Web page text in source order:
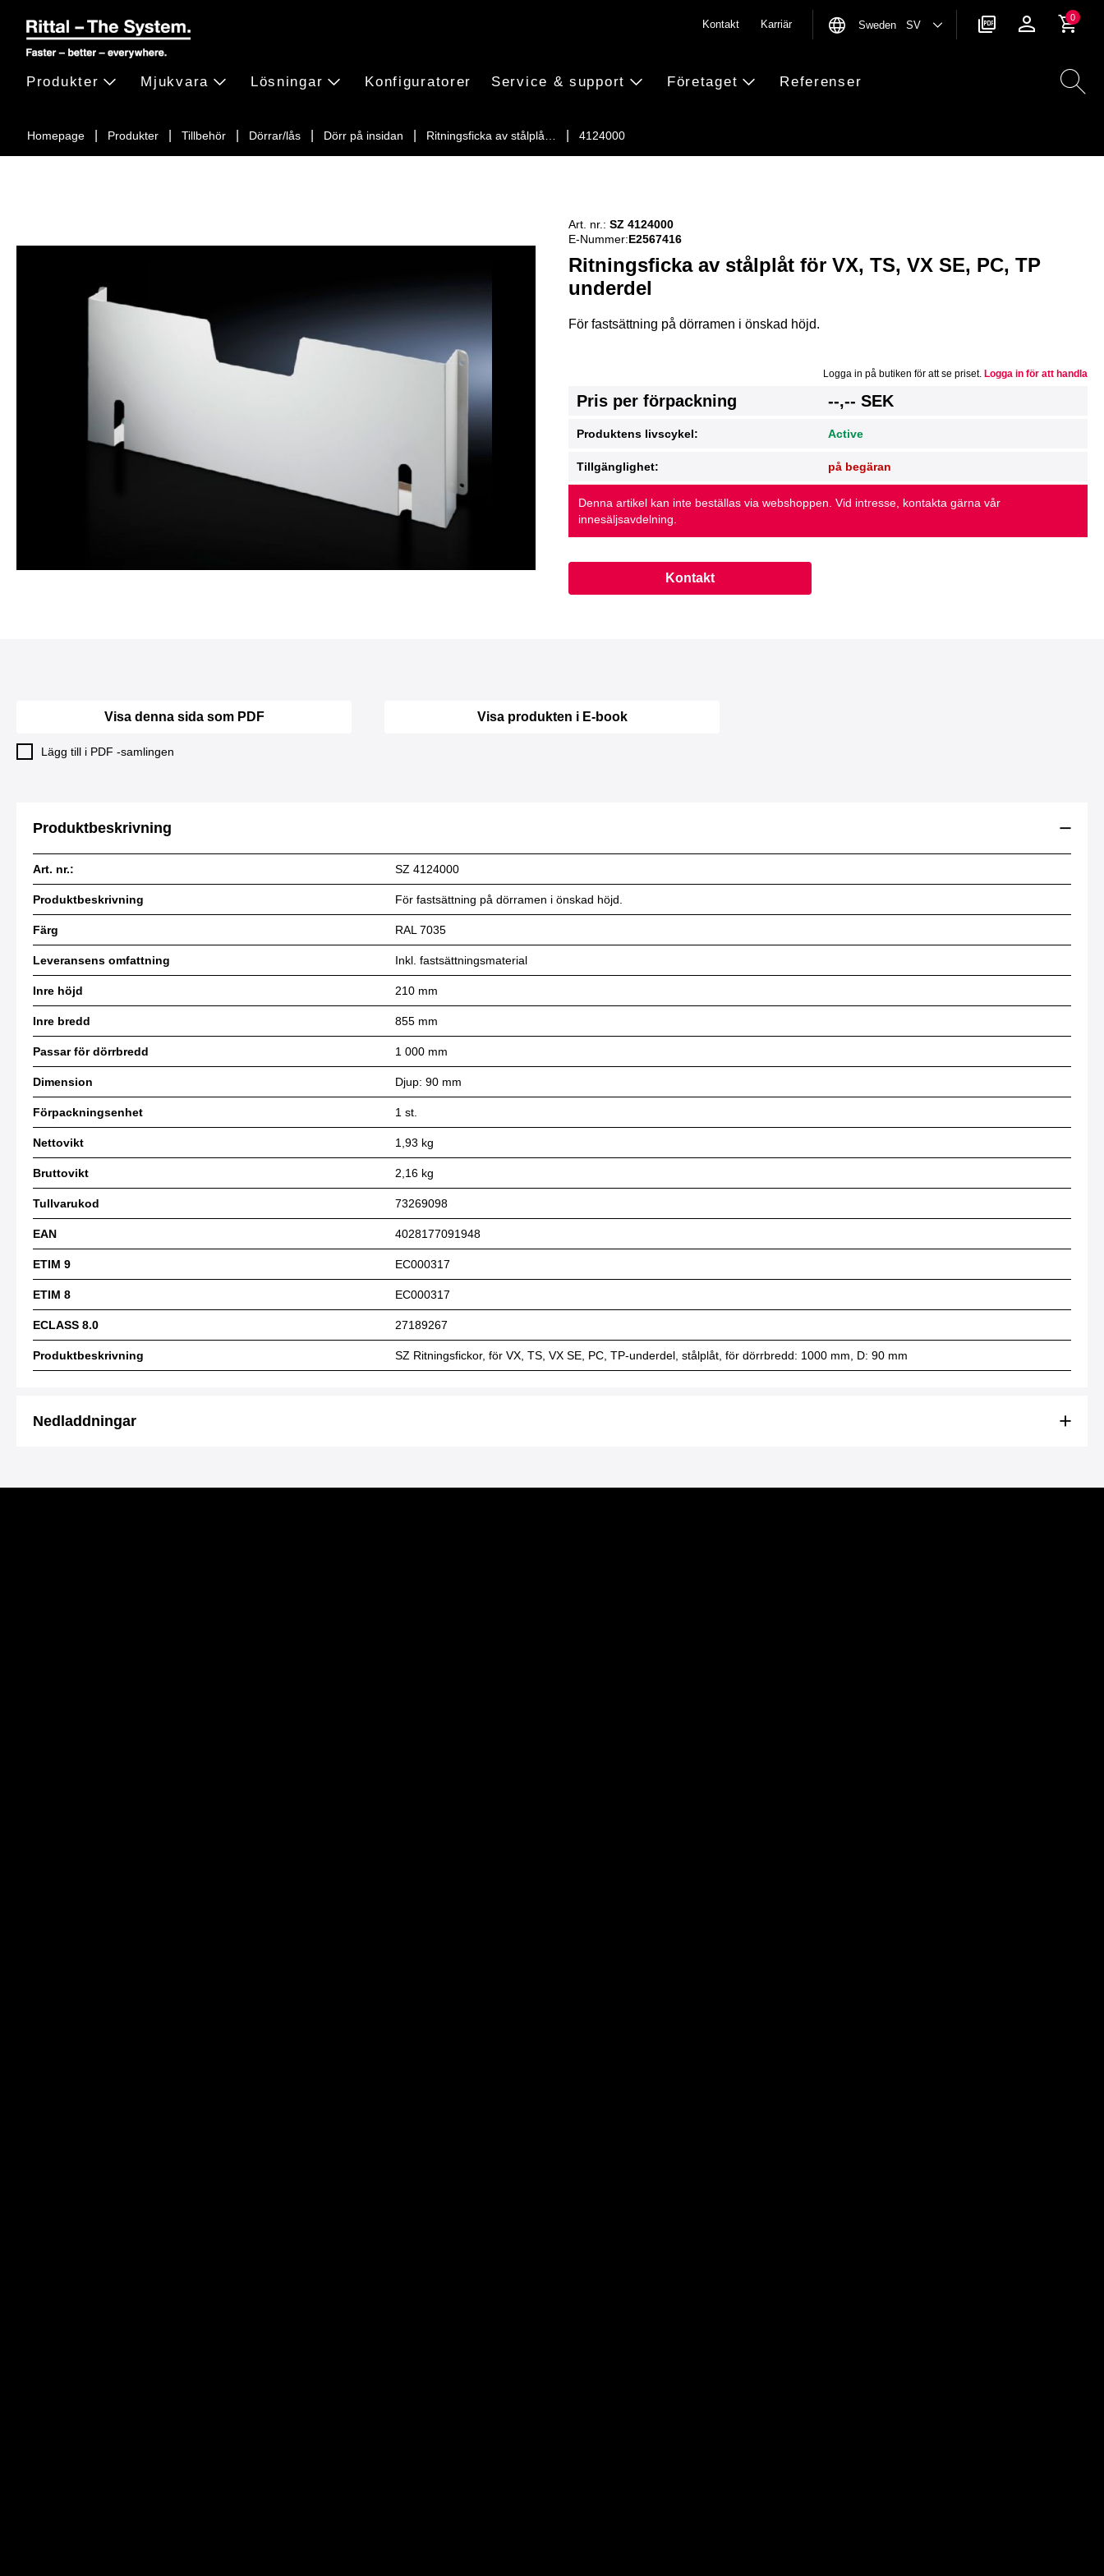
Homepage Produkter Tillbehör Dörrar/lås Dörr på insidan Ritningsficka av stålplå… 4124000
Produkter Mjukvara Lösningar Konfiguratorer Service & support Företaget Referenser
Kontakt Karriär Sweden SV
0
Ritningsficka av stålplåt för VX, TS, VX SE, PC, TP
underdel
Art. nr.: SZ 4124000
E-Nummer:E2567416
För fastsättning på dörramen i önskad höjd.
Logga in på butiken för att se priset. Logga in för att handla
Pris per förpackning --,-- SEK
Produktens livscykel: Active
Tillgänglighet: på begäran
Denna artikel kan inte beställas via webshoppen. Vid intresse, kontakta gärna vår
innesäljsavdelning.
Kontakt
Visa denna sida som PDF
Lägg till i PDF -samlingen
Visa produkten i E-book
Produktbeskrivning
Art. nr.: SZ 4124000
Produktbeskrivning För fastsättning på dörramen i önskad höjd.
Färg RAL 7035
Leveransens omfattning Inkl. fastsättningsmaterial
Inre höjd 210 mm
Inre bredd 855 mm
Passar för dörrbredd 1 000 mm
Dimension Djup: 90 mm
Förpackningsenhet 1 st.
Nettovikt 1,93 kg
Bruttovikt 2,16 kg
Tullvarukod 73269098
EAN 4028177091948
ETIM 9 EC000317
ETIM 8 EC000317
ECLASS 8.0 27189267
Produktbeskrivning SZ Ritningsfickor, för VX, TS, VX SE, PC, TP-underdel, stålplåt, för dörrbredd: 1000 mm, D: 90 mm
Nedladdningar